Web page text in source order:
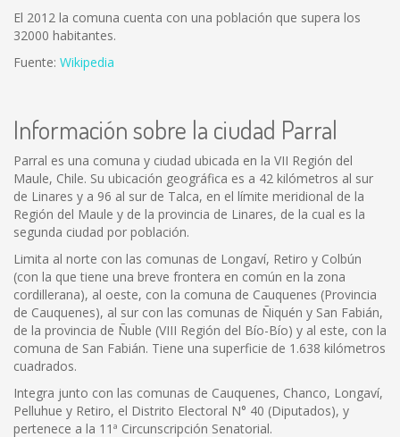
El 2012 la comuna cuenta con una población que supera los
32000 habitantes.
Fuente: Wikipedia
Información sobre la ciudad Parral
Parral es una comuna y ciudad ubicada en la VII Región del
Maule, Chile. Su ubicación geográfica es a 42 kilómetros al sur
de Linares y a 96 al sur de Talca, en el límite meridional de la
Región del Maule y de la provincia de Linares, de la cual es la
segunda ciudad por población.
Limita al norte con las comunas de Longaví, Retiro y Colbún
(con la que tiene una breve frontera en común en la zona
cordillerana), al oeste, con la comuna de Cauquenes (Provincia
de Cauquenes), al sur con las comunas de Ñiquén y San Fabián,
de la provincia de Ñuble (VIII Región del Bío-Bío) y al este, con la
comuna de San Fabián. Tiene una superficie de 1.638 kilómetros
cuadrados.
Integra junto con las comunas de Cauquenes, Chanco, Longaví,
Pelluhue y Retiro, el Distrito Electoral N° 40 (Diputados), y
pertenece a la 11ª Circunscripción Senatorial.